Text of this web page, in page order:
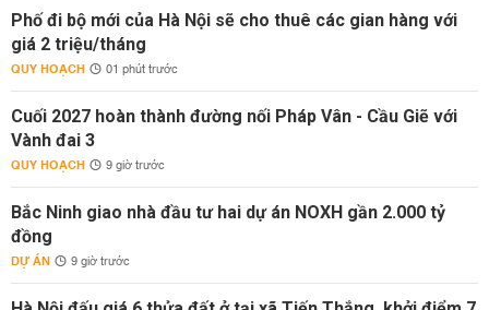
Phố đi bộ mới của Hà Nội sẽ cho thuê các gian hàng với
giá 2 triệu/tháng
QUY HOẠCH 01 phút trước
Cuối 2027 hoàn thành đường nối Pháp Vân - Cầu Giẽ với
Vành đai 3
QUY HOẠCH 9 giờ trước
Bắc Ninh giao nhà đầu tư hai dự án NOXH gần 2.000 tỷ
đồng
DỰ ÁN 9 giờ trước